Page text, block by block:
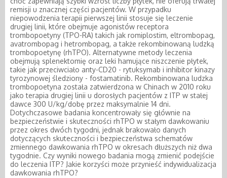
remisji u znacznej części pacjentów. W przypadku
niepowodzenia terapii pierwszej linii stosuje się leczenie
drugiej linii, które obejmuje agonistów receptora
trombopoetyny (TPO-RA) takich jak romiplostim, eltrombopag,
avatrombopag i hetrombopag, a także rekombinowaną ludzką
trombopoetynę (rhTPO). Alternatywne metody leczenia
obejmują splenektomię oraz leki hamujące niszczenie płytek,
takie jak przeciwciało anty-CD20 - rytuksymab i inhibitor kinazy
tyrozynowej śledziony - fostamatinib. Rekombinowana ludzka
trombopoetyna została zatwierdzona w Chinach w 2010 roku
jako terapia drugiej linii u dorosłych pacjentów z ITP w stałej
dawce 300 U/kg/dobę przez maksymalnie 14 dni.
Dotychczasowe badania koncentrowały się głównie na
bezpieczeństwie i skuteczności rhTPO w stałym dawkowaniu
przez okres dwóch tygodni, jednak brakowało danych
dotyczących skuteczności i bezpieczeństwa schematów
zmiennego dawkowania rhTPO w okresach dłuższych niż dwa
tygodnie. Czy wyniki nowego badania mogą zmienić podejście
do leczenia ITP? Jakie korzyści może przynieść indywidualizacja
dawkowania rhTPO?